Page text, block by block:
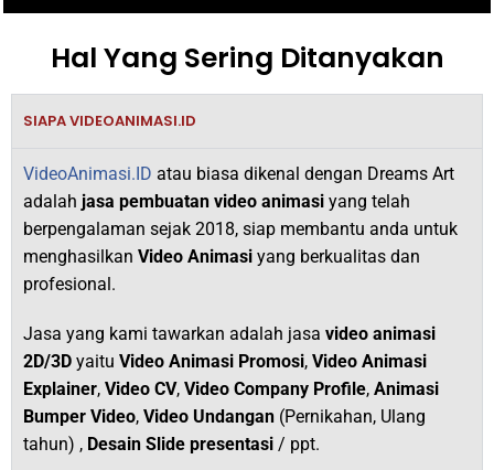
Hal Yang Sering Ditanyakan
SIAPA VIDEOANIMASI.ID
VideoAnimasi.ID atau biasa dikenal dengan Dreams Art
adalah jasa pembuatan video animasi yang telah
berpengalaman sejak 2018, siap membantu anda untuk
menghasilkan Video Animasi yang berkualitas dan
profesional.
Jasa yang kami tawarkan adalah jasa video animasi
2D/3D yaitu Video Animasi Promosi, Video Animasi
Explainer, Video CV, Video Company Profile, Animasi
Bumper Video, Video Undangan (Pernikahan, Ulang
tahun) , Desain Slide presentasi / ppt.